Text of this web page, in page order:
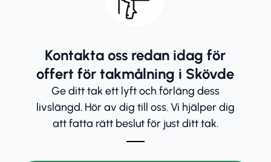
Kontakta oss redan idag för
offert för takmålning i Skövde
Ge ditt tak ett lyft och förläng dess
livslängd. Hör av dig till oss. Vi hjälper dig
att fatta rätt beslut för just ditt tak.